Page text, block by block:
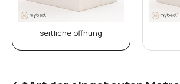
seitliche offnung